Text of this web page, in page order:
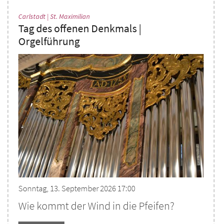
Carlstadt | St. Maximilian:
Tag des offenen Denkmals |
Orgelführung
Sonntag, 13. September 2026 17:00
Wie kommt der Wind in die Pfeifen?